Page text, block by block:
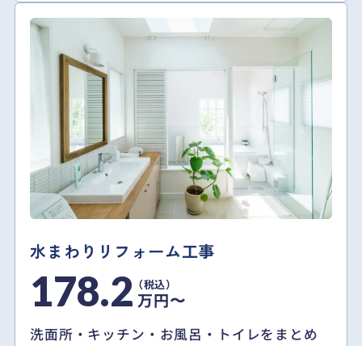
水まわりリフォーム工事
178.2 万円〜
洗面所・キッチン・お風呂・トイレをまとめ